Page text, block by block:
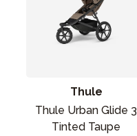
Thule
Thule Urban Glide 3
Tinted Taupe